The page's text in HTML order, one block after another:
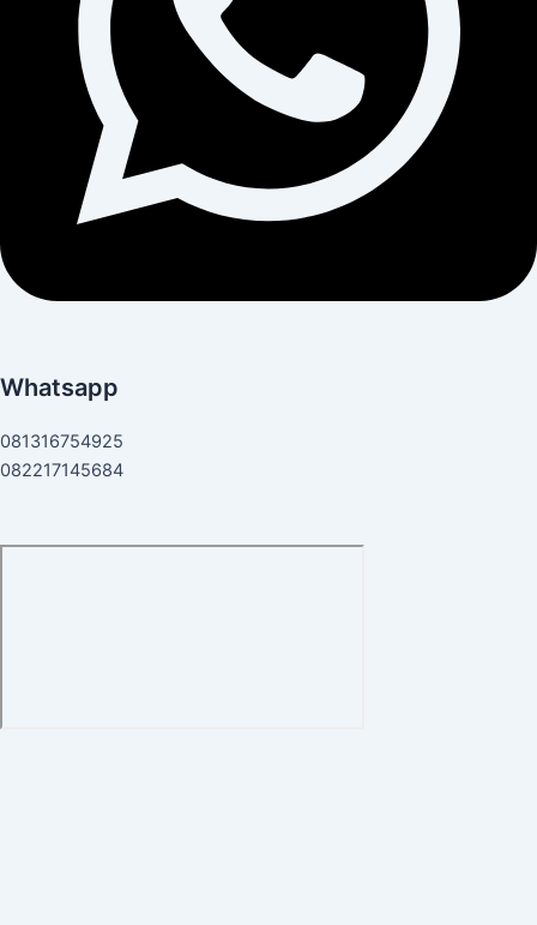
Whatsapp
081316754925
082217145684